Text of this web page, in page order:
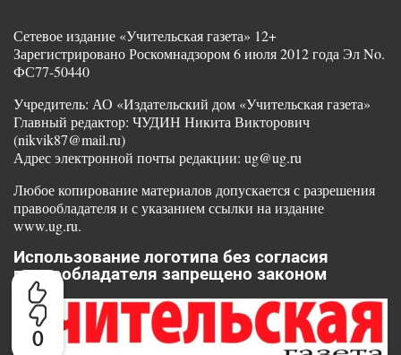
0
Сетевое издание «Учительская газета» 12+
Зарегистрировано Роскомнадзором 6 июля 2012 года Эл No.
ФС77-50440
Учредитель: АО «Издательский дом «Учительская газета»
Главный редактор: ЧУДИН Никита Викторович
(nikvik87@mail.ru)
Адрес электронной почты редакции: ug@ug.ru
Любое копирование материалов допускается с разрешения
правообладателя и с указанием ссылки на издание
www.ug.ru.
Использование логотипа без согласия
правообладателя запрещено законом